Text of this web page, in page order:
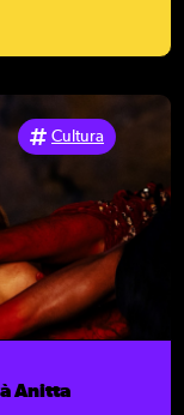
Cultura
Anitta